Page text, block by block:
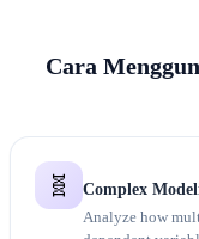
Cara
🧬
Complex
Analyze how